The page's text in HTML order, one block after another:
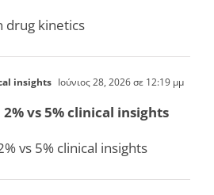
drug kinetics
insights Ιούνιος 28, 2026 σε 12:19 μμ
vs 5% clinical insights
vs 5% clinical insights